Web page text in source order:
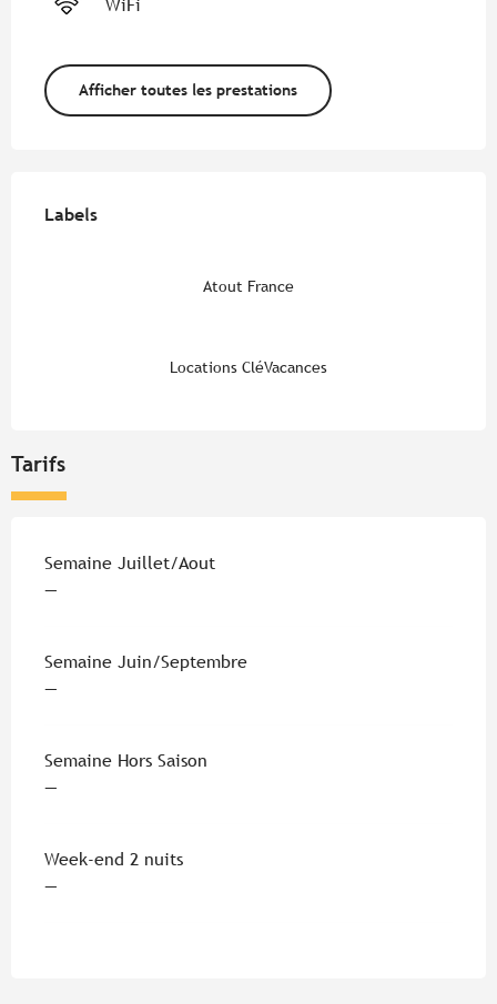
WiFi
Afficher toutes les prestations
Labels
Labels
Atout France
Locations CléVacances
Tarifs
Tarifs 2026
Semaine Juillet/Aout
—
Semaine Juin/Septembre
—
Semaine Hors Saison
—
Week-end 2 nuits
—